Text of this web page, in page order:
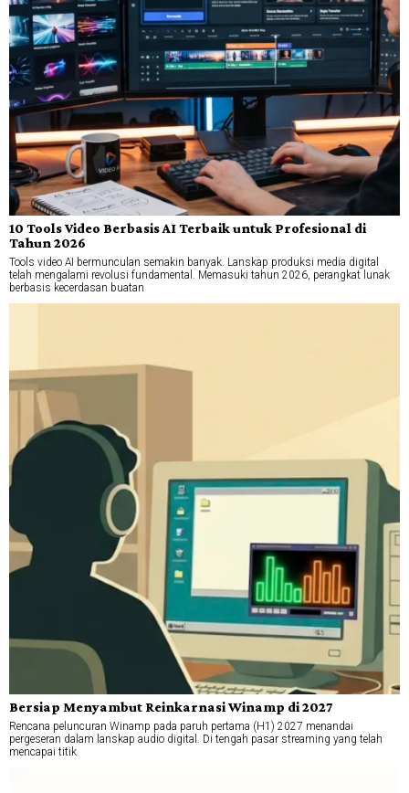
10 Tools Video Berbasis AI Terbaik untuk Profesional di
Tahun 2026
Tools video AI bermunculan semakin banyak. Lanskap produksi media digital
telah mengalami revolusi fundamental. Memasuki tahun 2026, perangkat lunak
berbasis kecerdasan buatan
Bersiap Menyambut Reinkarnasi Winamp di 2027
Rencana peluncuran Winamp pada paruh pertama (H1) 2027 menandai
pergeseran dalam lanskap audio digital. Di tengah pasar streaming yang telah
mencapai titik